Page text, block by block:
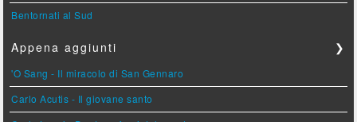
Bentornati al Sud
Appena aggiunti ❯
'O Sang - Il miracolo di San Gennaro
Carlo Acutis - Il giovane santo